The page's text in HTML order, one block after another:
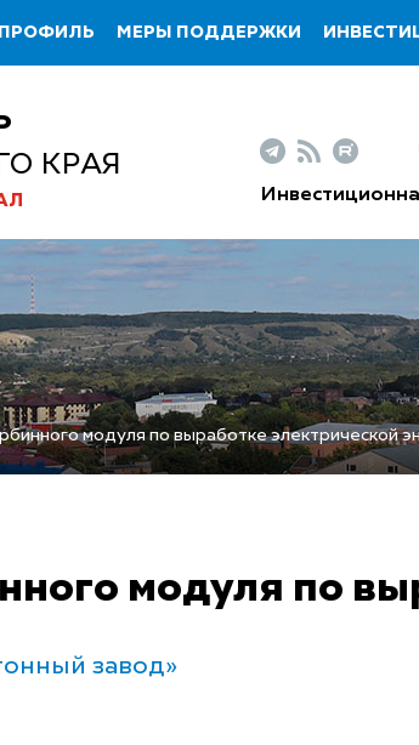
МЕРЫ ПОДДЕРЖКИ
КРАЯ
модуля по выработке электрической
модуля по
завод»